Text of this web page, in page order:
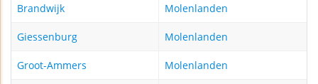
Brandwijk Molenlanden
Giessenburg Molenlanden
Groot-Ammers Molenlanden